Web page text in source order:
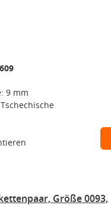
9 mm
Größe 0093,